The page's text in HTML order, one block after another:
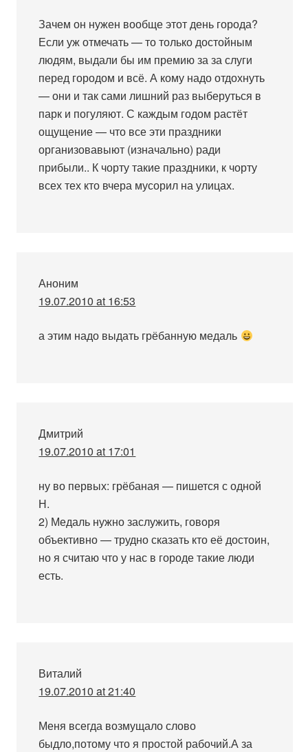
Зачем он нужен вообще этот день города?
Если уж отмечать — то только достойным
людям, выдали бы им премию за за слуги
перед городом и всё. А кому надо отдохнуть
— они и так сами лишний раз выберуться в
парк и погуляют. С каждым годом растёт
ощущение — что все эти праздники
организовавыют (изначально) ради
прибыли.. К чорту такие праздники, к чорту
всех тех кто вчера мусорил на улицах.
Аноним
19.07.2010 at 16:53
а этим надо выдать грёбанную медаль
Дмитрий
19.07.2010 at 17:01
ну во первых: грёбаная — пишется с одной
Н.
2) Медаль нужно заслужить, говоря
объективно — трудно сказать кто её достоин,
но я считаю что у нас в городе такие люди
есть.
Виталий
19.07.2010 at 21:40
Меня всегда возмущало слово
быдло,потому что я простой рабочий.А за